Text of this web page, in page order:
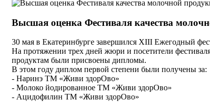
Высшая оценка Фестиваля качества
30 мая в Екатеринбурге завершился XIII Ежегодный
На протяжении трех дней жюри и посетители
продуктам были присвоены дипломы.
В этом году диплом первой степени были получены за:
- Наринэ ТМ «Живи здорОво»
- Молоко йодированное ТМ «Живи здорОво»
- Ацидофилин ТМ «Живи здорОво»